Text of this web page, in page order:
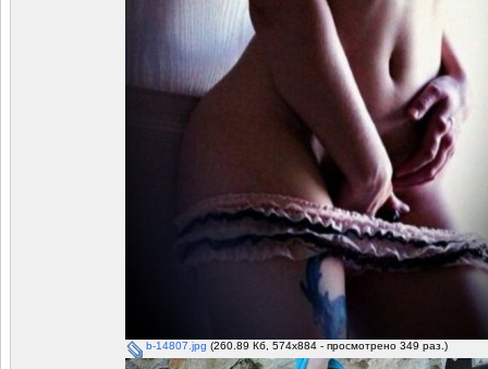
b-14807.jpg (260.89 Кб, 574x884 - просмотрено 349 раз.)